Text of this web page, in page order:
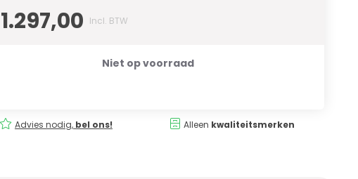
1.297,00 Incl. BTW
Niet op voorraad
Advies nodig, bel ons! Alleen kwaliteitsmerken